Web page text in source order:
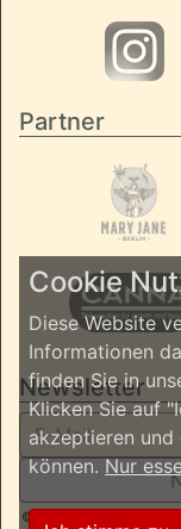
Partner
Newsletter
© 2026
Cookie
Diese Website
Informationen
finden Sie in
Klicken Sie auf
akzeptieren und
können.Nur